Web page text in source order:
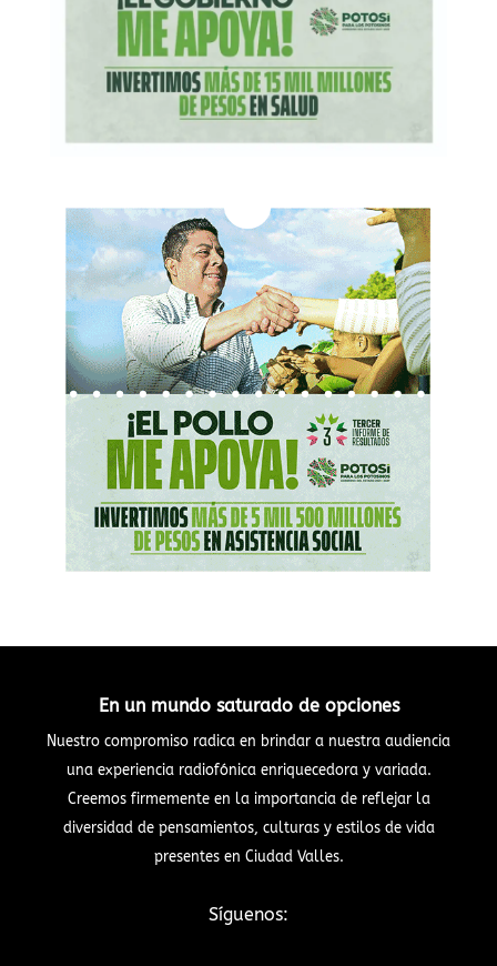
En un mundo saturado de opciones
Nuestro compromiso radica en brindar a nuestra audiencia
una experiencia radiofónica enriquecedora y variada.
Creemos firmemente en la importancia de reflejar la
diversidad de pensamientos, culturas y estilos de vida
presentes en Ciudad Valles.
Síguenos: